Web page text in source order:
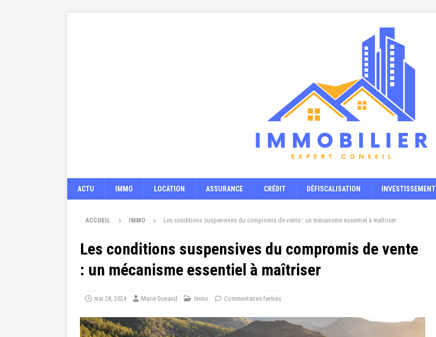
ACTU IMMO LOCATION ASSURANCE CRÉDIT DÉFISCALISATION INVESTISSEMENT
ACCUEIL IMMO Les conditions suspensives du compromis de vente : un mécanisme essentiel à maîtriser
Les conditions suspensives du compromis de vente
: un mécanisme essentiel à maîtriser
mai 28, 2024 Marie Dunand Immo Commentaires fermés